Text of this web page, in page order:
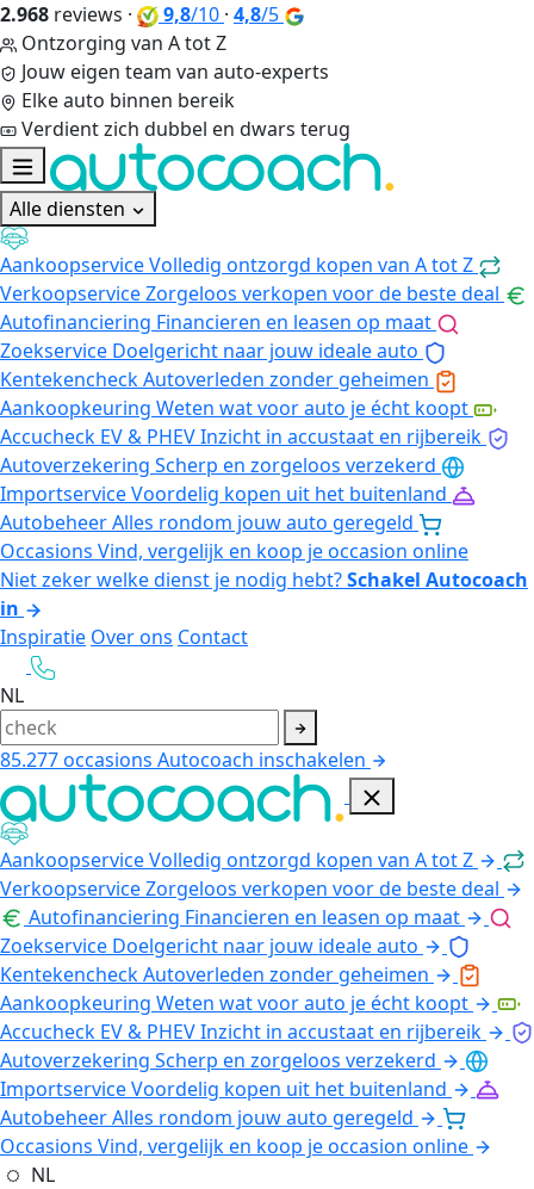
2.968 reviews · 9,8/10 · 4,8/5
Ontzorging van A tot Z
Jouw eigen team van auto-experts
Elke auto binnen bereik
Verdient zich dubbel en dwars terug
Alle diensten
AankoopserviceVolledig ontzorgd kopen van A tot Z
VerkoopserviceZorgeloos verkopen voor de beste deal
Autofinanciering Financieren en leasen op maat
Zoekservice Doelgericht naar jouw ideale auto
KentekencheckAutoverleden zonder geheimen
Aankoopkeuring Weten wat voor auto je écht koopt
Accucheck EV & PHEVInzicht in accustaat en rijbereik
Autoverzekering Scherp en zorgeloos verzekerd
ImportserviceVoordelig kopen uit het buitenland
AutobeheerAlles rondom jouw auto geregeld
Occasions Vind, vergelijk en koop je occasion online
Niet zeker welke dienst je nodig hebt?Schakel Autocoach
in
Inspiratie Over ons Contact
NL
85.277occasions Autocoach inschakelen
AankoopserviceVolledig ontzorgd kopen van A tot Z
VerkoopserviceZorgeloos verkopen voor de beste deal
Autofinanciering Financieren en leasen op maat
Zoekservice Doelgericht naar jouw ideale auto
KentekencheckAutoverleden zonder geheimen
Aankoopkeuring Weten wat voor auto je écht koopt
Accucheck EV & PHEVInzicht in accustaat en rijbereik
Autoverzekering Scherp en zorgeloos verzekerd
ImportserviceVoordelig kopen uit het buitenland
AutobeheerAlles rondom jouw auto geregeld
Occasions Vind, vergelijk en koop je occasion online
NL